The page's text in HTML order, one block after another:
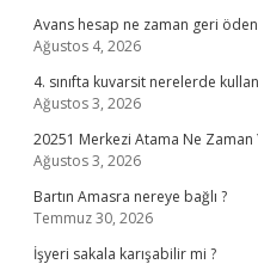
Avans hesap ne zaman geri
Ağustos 4, 2026
4. sınıfta kuvarsit nerelerde
Ağustos 3, 2026
20251 Merkezi Atama Ne Zaman
Ağustos 3, 2026
Bartın Amasra nereye bağlı ?
Temmuz 30, 2026
İşyeri sakala karışabilir mi ?